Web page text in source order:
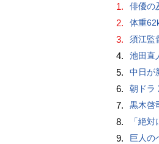
1. 俳優の
2. 体重
3. 須江監
4. 池田直
5. 中日が
6. 朝ドラ
7. 黒木啓
8. 「絶
9. 巨人の